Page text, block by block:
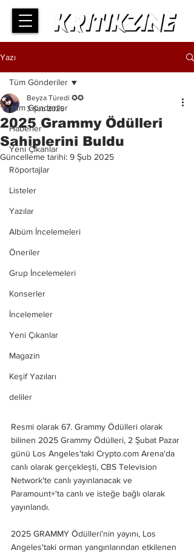
Yazı
Tüm Gönderiler
Haberler
Yeni Çıkanlar
Röportajlar
Listeler
Yazılar
Albüm İncelemeleri
Öneriler
Grup İncelemeleri
Konserler
İncelemeler
Yeni Çıkanlar
Magazin
Keşif Yazıları
deliler
Tüm Gönderiler
2025 Grammy Ödülleri
Sahiplerini Buldu
Beyza Türedi ✪✪
3 Şub 2025
Güncelleme tarihi: 9 Şub 2025
Resmi olarak 67. Grammy Ödülleri olarak
bilinen 2025 Grammy Ödülleri, 2 Şubat Pazar
günü Los Angeles'taki Crypto.com Arena'da
canlı olarak gerçekleşti, CBS Television
Network'te canlı yayınlanacak ve
Paramount+'ta canlı ve isteğe bağlı olarak
yayınlandı.
2025 GRAMMY Ödülleri'nin yayını, Los
Angeles'taki orman yangınlarından etkilenen